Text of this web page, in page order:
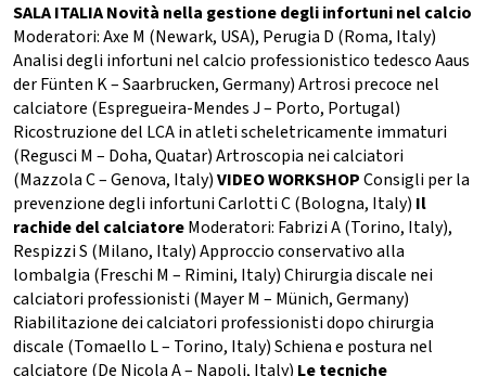
SALA ITALIANovità nella gestione degli infortuni nel calcio
Moderatori: Axe M (Newark, USA), Perugia D (Roma, Italy)
Analisi degli infortuni nel calcio professionistico tedesco Aaus
der Fünten K – Saarbrucken, Germany) Artrosi precoce nel
calciatore (Espregueira-Mendes J – Porto, Portugal)
Ricostruzione del LCA in atleti scheletricamente immaturi
(Regusci M – Doha, Quatar) Artroscopia nei calciatori
(Mazzola C – Genova, Italy)VIDEO WORKSHOPConsigli per la
prevenzione degli infortuni Carlotti C (Bologna, Italy) Il
rachide del calciatoreModeratori: Fabrizi A (Torino, Italy),
Respizzi S (Milano, Italy) Approccio conservativo alla
lombalgia (Freschi M – Rimini, Italy) Chirurgia discale nei
calciatori professionisti (Mayer M – Münich, Germany)
Riabilitazione dei calciatori professionisti dopo chirurgia
discale (Tomaello L – Torino, Italy) Schiena e postura nel
calciatore (De Nicola A – Napoli, Italy) Le tecniche